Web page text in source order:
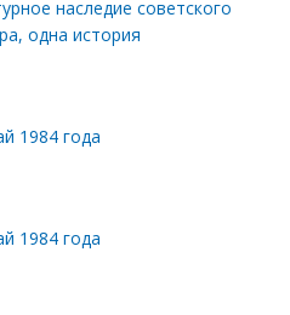
наследие советского
одна история
1984 года
1984 года